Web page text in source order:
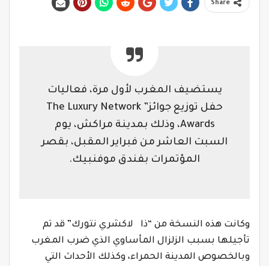
Share
يستضيف المغرب لأول مرة، فعاليات
حفل توزيع جوائز” The Luxury Network
Awards، وذلك بمدينة مراكش، يوم
السبت العاشر من فبراير المقبل، بقصر
المؤتمرات بفندق موفنبيك.
وكانت هذه النسخة من “ذا لاكشري نتورك” قد تم
تأجيلها بسبب الزلزال المأساوي الذي ضرب المغرب
وبالخصوص المدينة الحمراء، وكذلك الأحداث التي